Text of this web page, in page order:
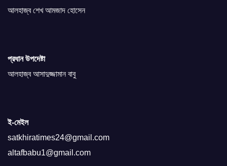
আলহাজ্ব শেখ আমজাদ হোসেন
প্রধান উপদেষ্টা
আলহাজ্ব আসাদুজ্জামান বাবু
ই-মেইল
satkhiratimes24@gmail.com
altafbabu1@gmail.com